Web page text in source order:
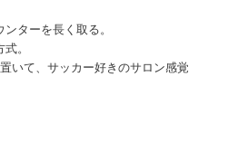
ターを長く取る。
。
いて、サッカー好きのサロン感覚